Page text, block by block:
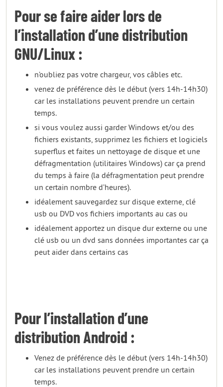
Pour se faire aider lors de
l’installation d’une distribution
GNU/Linux :
n’oubliez pas votre chargeur, vos câbles etc.
venez de préférence dès le début (vers 14h-14h30)
car les installations peuvent prendre un certain
temps.
si vous voulez aussi garder Windows et/ou des
fichiers existants, supprimez les fichiers et logiciels
superflus et faites un nettoyage de disque et une
défragmentation (utilitaires Windows) car ça prend
du temps à faire (la défragmentation peut prendre
un certain nombre d’heures).
idéalement sauvegardez sur disque externe, clé
usb ou DVD vos fichiers importants au cas ou
idéalement apportez un disque dur externe ou une
clé usb ou un dvd sans données importantes car ça
peut aider dans certains cas
Pour l’installation d’une
distribution Android :
Venez de préférence dès le début (vers 14h-14h30)
car les installations peuvent prendre un certain
temps.